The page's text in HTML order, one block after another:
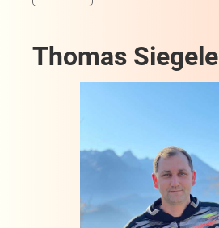
Thomas Siegele